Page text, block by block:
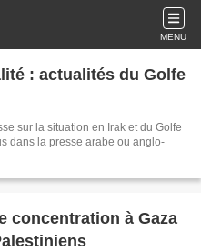
MENU
: actualités du Golfe
sur la situation en Irak et du Golfe
concentration à Gaza